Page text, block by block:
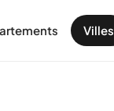
Villes